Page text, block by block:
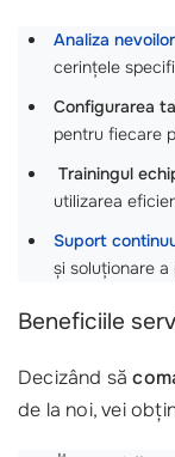
Analiza nevoilor
cerințele
Configurarea
pentru fiecare
Trainingul
utilizarea
Suport
și soluționare a
Beneficiile
Decizând să
de la noi, vei